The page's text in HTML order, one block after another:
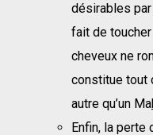
désirables
fait de
cheveux ne
constitue tout
autre qu’un Ma
Enfin, la perte